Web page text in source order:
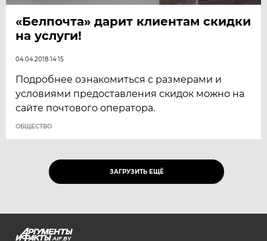
«Белпочта» дарит клиентам скидки
на услуги!
04.04.2018 14:15
Подробнее ознакомиться с размерами и
условиями предоставления скидок можно на
сайте почтового оператора.
ОБЩЕСТВО
ЗАГРУЗИТЬ ЕЩЁ
AIF.BY